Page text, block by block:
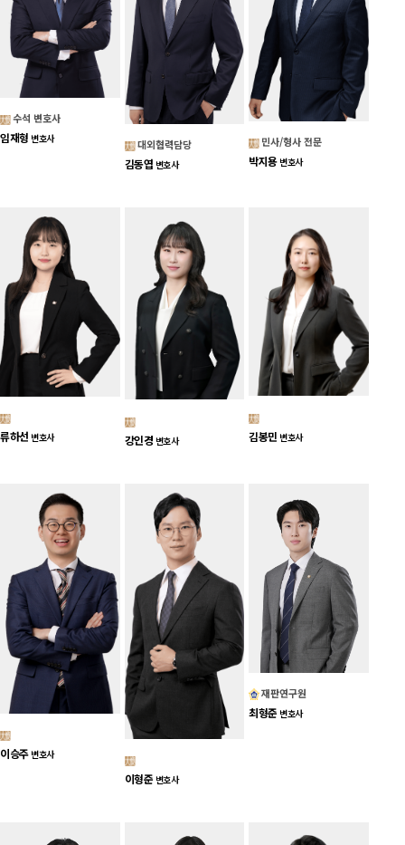
수석 변호사
임재형 변호사 대외협력담당
김동엽 변호사
민사/형사 전문
박지용변호사
류하선 변호사 강인경 변호사 김봉민 변호사
이승주변호사
이형준 변호사
재판연구원
최형준 변호사